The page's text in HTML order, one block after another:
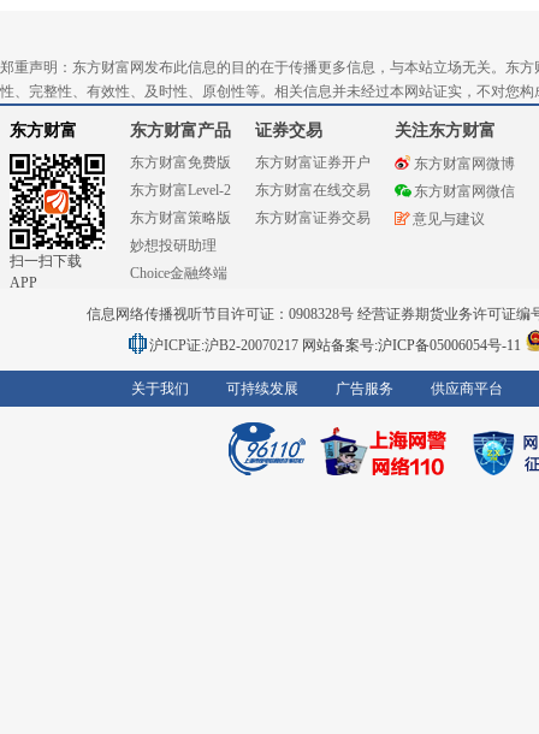
郑重声明：东方财富网发布此信息的目的在于传播更多信息，与本站立场无关。东
性、完整性、有效性、及时性、原创性等。相关信息并未经过本网站证实，不对您
东方财富
扫一扫下载
APP
东方财富产品
东方财富免费版
东方财富Level-2
东方财富策略版
妙想投研助理
Choice金融终端
证券交易
东方财富证券开户
东方财富在线交易
东方财富证券交易
关注东方财富
东方财富网微博
东方财富网微信
意见与建议
信息网络传播视听节目许可证：0908328号 经营证券期货业务许可证编
沪ICP证:沪B2-20070217 网站备案号:沪ICP备05006054号-11
关于我们 可持续发展 广告服务 供应商平台